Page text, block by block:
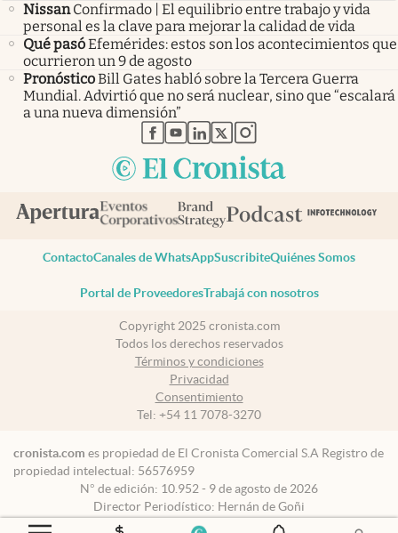
Nissan Confirmado | El equilibrio entre trabajo y vida
personal es la clave para mejorar la calidad de vida
Qué pasóEfemérides: estos son los acontecimientos que
ocurrieron un 9 de agosto
PronósticoBill Gates habló sobre la Tercera Guerra
Mundial. Advirtió que no será nuclear, sino que “escalará
a una nueva dimensión”
abre en nueva pestaña
abre en nueva pestaña
abre en nueva pestaña
abre en nueva pestaña
abre en nueva pestaña
ContactoCanales de WhatsAppSuscribiteQuiénes Somos
Portal de ProveedoresTrabajá con nosotros
Copyright 2025 cronista.com
Todos los derechos reservados
Términos y condiciones
Privacidad
Consentimiento
Tel: +54 11 7078-3270
cronista.com es propiedad de El Cronista Comercial S.A Registro de
propiedad intelectual: 56576959
N° de edición: 10.952 - 9 de agosto de 2026
Director Periodístico: Hernán de Goñi